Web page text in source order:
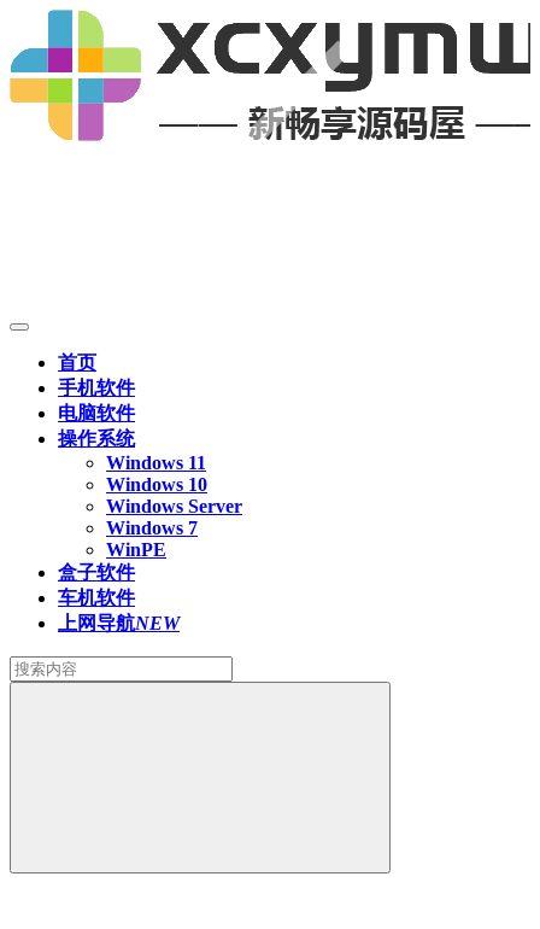
首页
手机软件
电脑软件
操作系统
Windows 11
Windows 10
Windows Server
Windows 7
WinPE
盒子软件
车机软件
上网导航NEW